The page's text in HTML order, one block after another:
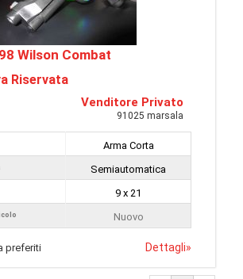
Wilson Combat
Riservata
Venditore Privato
91025 marsala
Arma Corta
Semiautomatica
9 x 21
Nuovo
preferiti Dettagli»